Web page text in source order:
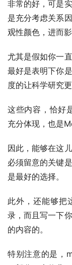
非常的好，可是
是充分考虑关系
观性颜色，进而影
尤其是假如你一
最好是表明下你
度的让科学研究
这些内容，恰好
充分体现，也是
因此，能够在这
必须留意的关键
是最好的选择。
此外，还能够把
录，而且写一下
的内容的。
特别注意的是，